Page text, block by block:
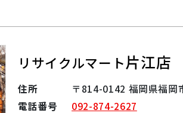
リサイクルマート片江店
住所
〒814-0142 福岡県福岡
電話番号
092-874-2627